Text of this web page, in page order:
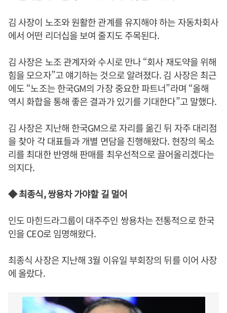
김 사장이 노조와 원활한 관계를 유지해야 하는 자동차회사
에서 어떤 리더십을 보여 줄지도 주목된다.
김 사장은 노조 관계자와 수시로 만나 “회사 재도약을 위해
힘을 모으자”고 얘기하는 것으로 알려졌다. 김 사장은 최근
에도 “노조는 한국GM의 가장 중요한 파트너”라며 “올해
역시 화합을 통해 좋은 결과가 있기를 기대한다”고 말했다.
김 사장은 지난해 한국GM으로 자리를 옮긴 뒤 자주 대리점
을 찾아 각 대표들과 개별 면담을 진행해왔다. 현장의 목소
리를 최대한 반영해 판매를 최우선적으로 끌어올리겠다는
의지다.
◆ 최종식, 쌍용차 가야할 길 멀어
인도 마힌드라그룹이 대주주인 쌍용차는 전통적으로 한국
인을 CEO로 임명해왔다.
최종식 사장은 지난해 3월 이유일 부회장의 뒤를 이어 사장
에 올랐다.